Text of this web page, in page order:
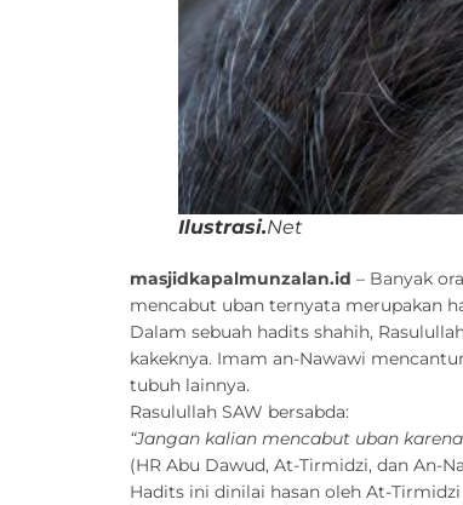
Ilustrasi.Net
masjidkapalmunzalan.id – Banyak
mencabut uban ternyata merupakan
Dalam sebuah hadits shahih,
kakeknya. Imam an-Nawawi
tubuh lainnya.
Rasulullah SAW bersabda:
“Jangan kalian mencabut uban
(HR Abu Dawud, At-Tirmidzi, dan An-
Hadits ini dinilai hasan oleh At-